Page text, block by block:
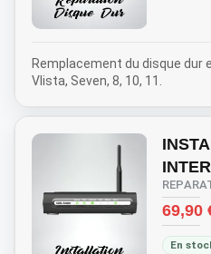
Remplacement du disque dur
VIista, Seven, 8, 10, 11.
En
Prix
69,90